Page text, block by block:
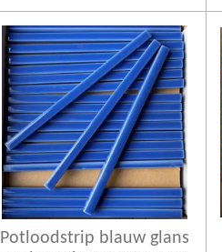
Potloodstrip blauw glans